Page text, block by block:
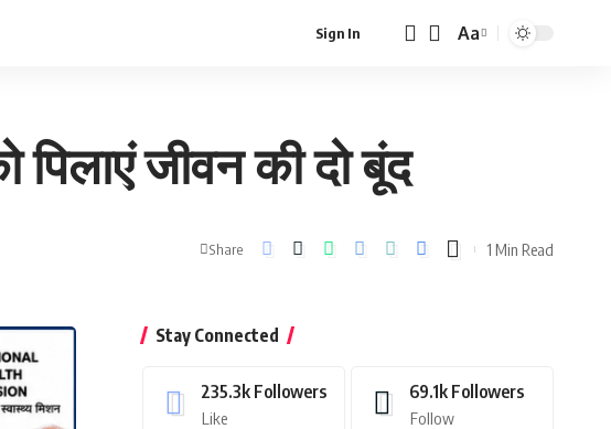
Sign In
Font
Aa
जीवन की दो बूंद
Share 1 Min Read
Stay Connected
235.3k Followers
Like
69.1k Followers
Follow